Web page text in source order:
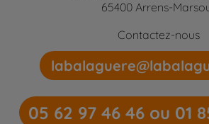
65400 Arrens-
Contactez-nous
05 62 97 46 46 ou 01